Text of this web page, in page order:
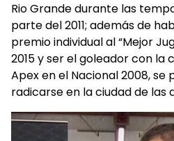
Rio Grande durante las
parte del 2011; además de
premio individual al “Mejor
2015 y ser el goleador con la
Apex en el Nacional 2008, se
radicarse en la ciudad de las